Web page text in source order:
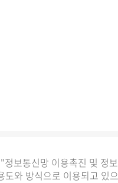
보통신망 이용촉진 및 정
와 방식으로 이용되고 있